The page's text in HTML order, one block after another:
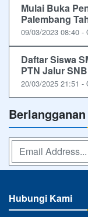
Mulai Buka
Palembang
09/03/2023 08:40 -
Daftar Siswa
PTN Jalur
20/03/2025 21:51 -
Berlangganan
Hubungi Kami